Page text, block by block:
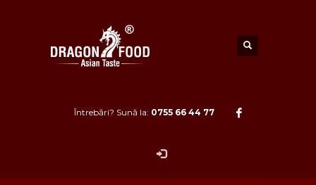
Întrebări? Sună la: 0755 66 44 77